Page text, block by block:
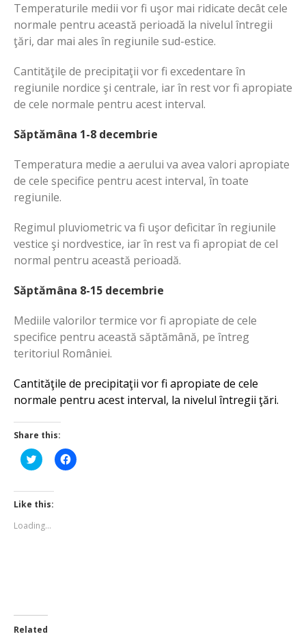
Temperaturile medii vor fi uşor mai ridicate decât cele
normale pentru această perioadă la nivelul întregii
ţări, dar mai ales în regiunile sud-estice.
Cantităţile de precipitaţii vor fi excedentare în
regiunile nordice şi centrale, iar în rest vor fi apropiate
de cele normale pentru acest interval.
Săptămâna 1-8 decembrie
Temperatura medie a aerului va avea valori apropiate
de cele specifice pentru acest interval, în toate
regiunile.
Regimul pluviometric va fi uşor deficitar în regiunile
vestice şi nordvestice, iar în rest va fi apropiat de cel
normal pentru această perioadă.
Săptămâna 8-15 decembrie
Mediile valorilor termice vor fi apropiate de cele
specifice pentru această săptămână, pe întreg
teritoriul României.
Cantităţile de precipitaţii vor fi apropiate de cele
normale pentru acest interval, la nivelul întregii ţări.
Share this:
Click
to
Twitter
(Opens
in
window)
Click
to
Like this:
Loading...
Related